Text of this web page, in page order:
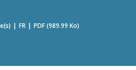
FR PDF (989.99 Ko)